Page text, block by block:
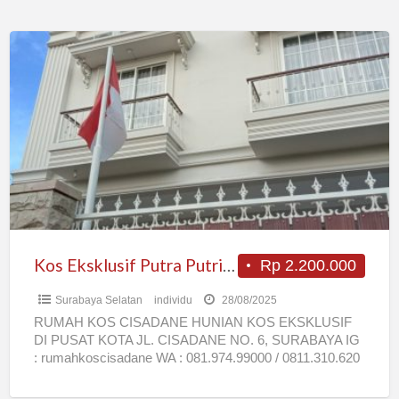
Eksklusif
Putra
Putri
Pasutri
Eksekutif
Baru
Mewah
Full
Surabaya
Darmo
Rp 2.200.000
Kos Eksklusif Putra Putri Pasutri Eksekutif Baru Mewah Full AC Bersih Surabaya Darmo
Surabaya Selatan individu 28/08/2025
RUMAH KOS CISADANE HUNIAN KOS EKSKLUSIF
DI PUSAT KOTA JL. CISADANE NO. 6, SURABAYA IG
: rumahkoscisadane WA : 081.974.99000 / 0811.310.620